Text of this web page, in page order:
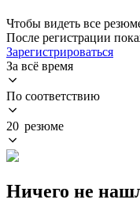
Чтобы видеть все
После регистрации
Зарегистрироваться
За всё время
По соответствию
20 резюме
Ничего не